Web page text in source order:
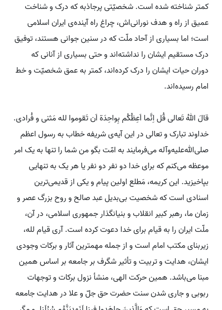
کمتر شناخته شده است. شخصیّتی پرجاذبه که درک و شناخت
عمیق از راه و هدف نورانی‌اش، چراغ راه آینده‌ی ایران اسلامی
است؛ اما بسیاری از آحاد ملّت که در سنین جوانی هستند، توفیق
درک مستقیم ایشان را نداشته‌اند و حتی بسیاری از آنانی که
دوران حیات ایشان را درک کرده‌اند، کمتر به عمق شخصیّت و خط
امام رسیده‌اند.
قالَ اللهُ تَعالی قُل اِنَّما اَعِظُکُم بِواحِدَة‌ اَن تَقوموا لله مَثنی و فُرادی.
خداوند تبارک و تعالی در این آیه‌ی شریفه خطاب به رسول‌ اعظم‌
صلی‌الله‌علیه‌وآله می‌فرمایند به امّت بگو من شما را تنها به یک امر
موعظه می‌کنم که برای خدا دو نفر دو نفر یا هر یک به تنهایی
بپاخیزید. این کریمه، مَطلع اولین پیام و یکی از قدیمی‌ترین
اسنادی است که شخصیت بی‌بدیل عبد صالح و روح بزرگ عصر و
زمان ما، رهبر کبیر انقلاب و بنیانگذار جمهوری اسلامی، در آن،
ملّت ایران را به قیام برای خدا دعوت کرده است. آری قیام لله،
زیربنای مکتب امام است و از جمله مهمترین آثار و برکات وجودی
ایشان، هدایت و تربیت و تأثیر شگرف بر جامعه بر اساس همین
مبنا می‌باشد. همین حرکت الهی، منشأ نزول برکات و توجهات
ربوبی و جاری شدن سنت حضرت حق جل‌ّ و علا در هدایت جامعه